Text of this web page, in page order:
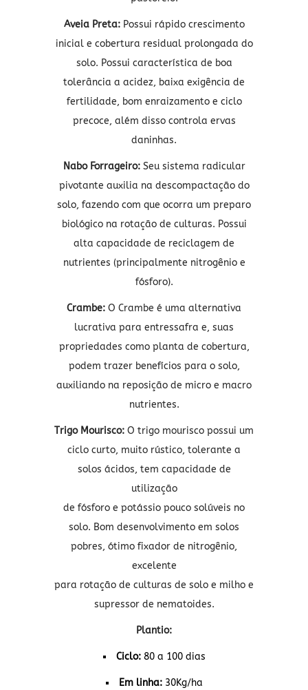
Aveia Preta:Possui rápido crescimento
inicial e cobertura residual prolongada do
solo. Possui característica de boa
tolerância a acidez, baixa exigência de
fertilidade, bom enraizamento e ciclo
precoce, além disso controla ervas
daninhas.
Nabo Forrageiro:Seu sistema radicular
pivotante auxilia na descompactação do
solo, fazendo com que ocorra um preparo
biológico na rotação de culturas. Possui
alta capacidade de reciclagem de
nutrientes (principalmente nitrogênio e
fósforo).
Crambe: O Crambe é uma alternativa
lucrativa para entressafra e, suas
propriedades como planta de cobertura,
podem trazer benefícios para o solo,
auxiliando na reposição de micro e macro
nutrientes.
Trigo Mourisco: O trigo mourisco possui um
ciclo curto, muito rústico, tolerante a
solos ácidos, tem capacidade de
utilização
de fósforo e potássio pouco solúveis no
solo. Bom desenvolvimento em solos
pobres, ótimo fixador de nitrogênio,
excelente
para rotação de culturas de solo e milho e
supressor de nematoides.
Plantio:
Ciclo:80 a 100 dias
Em linha:30Kg/ha